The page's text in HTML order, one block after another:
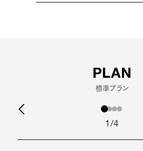
PLAN
標準プラン
1/4